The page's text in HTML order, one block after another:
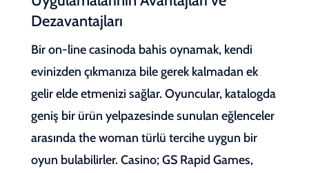
Dezavantajları
Bir on-line casinoda bahis oynamak, kendi
evinizden çıkmanıza bile gerek kalmadan ek
gelir elde etmenizi sağlar. Oyuncular, katalogda
geniş bir ürün yelpazesinde sunulan eğlenceler
arasında the woman türlü tercihe uygun bir
oyun bulabilirler. Casino; GS Rapid Games,